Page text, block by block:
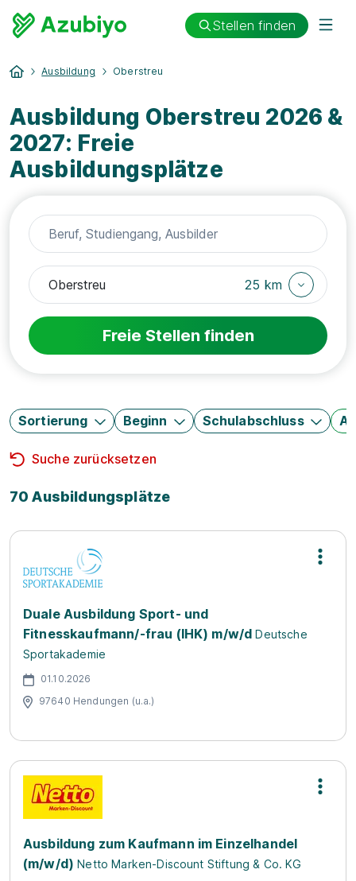
Stellen finden
Ausbildung Oberstreu
Ausbildung Oberstreu 2026 &
2027: Freie
Ausbildungsplätze
25 km
Freie Stellen finden
Sortierung Beginn Schulabschluss
Suche zurücksetzen
70 Ausbildungsplätze
Duale Ausbildung Sport- und
Fitnesskaufmann/-frau (IHK) m/w/d Deutsche
Sportakademie
01.10.2026
97640 Hendungen (u.a.)
Ausbildung zum Kaufmann im Einzelhandel
(m/w/d) Netto Marken-Discount Stiftung & Co. KG